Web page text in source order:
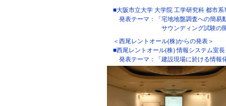
■大阪市立大学 大学院 工学研究科 都市
発表テーマ：「宅地地盤調査への簡易
サウンディング試験の
＜西尾レントオール(株)からの発表＞
■西尾レントオール(株) 情報システム室
発表テーマ：「建設現場に於ける情報